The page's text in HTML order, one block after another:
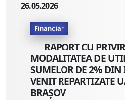
26.05.2026
Financiar
RAPORT CU
MODALITATEA DE
SUMELOR DE 2% DIN
VENIT REPARTIZATE
BRAȘOV